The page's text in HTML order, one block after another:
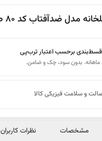
مدل ضدآفتاب کد 80 طول 6 متر
برحسب اعتبار ترب‌پی
و سلامت فیزیکی کالا
مشخصات نظرات کاربران